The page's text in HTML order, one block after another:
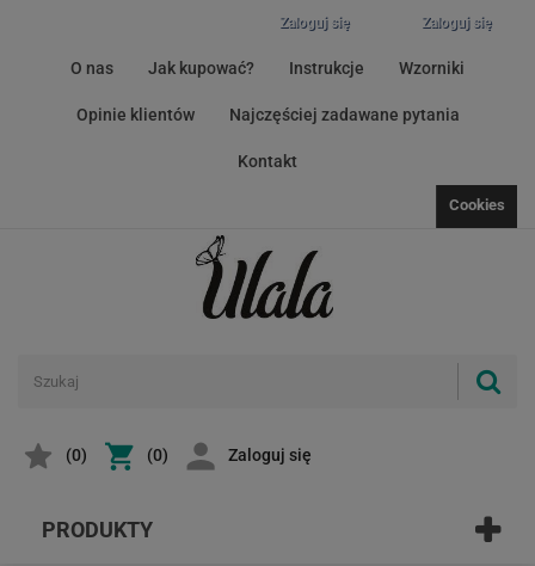
Zaloguj się
Zaloguj się
O nas Jak kupować? Instrukcje Wzorniki
Opinie klientów Najczęściej zadawane pytania
Kontakt
Cookies
(0) (0) Zaloguj się
PRODUKTY